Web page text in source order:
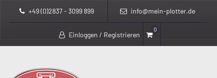
+49 (0)2837 - 3099 899 info@mein-plotter.de
Einloggen / Registrieren
0